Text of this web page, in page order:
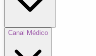
Canal Médico